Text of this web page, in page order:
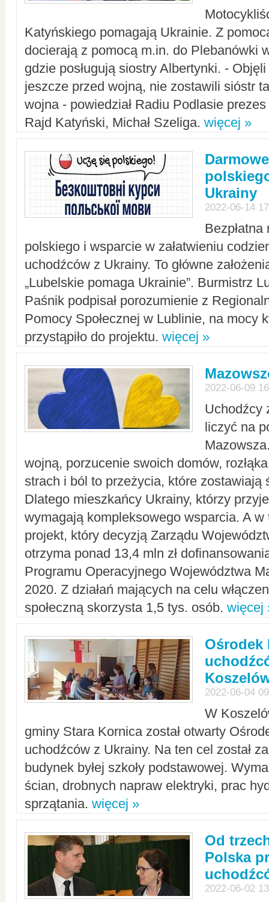
Katyńskiego pomagają Ukrainie. Z
docierają z pomocą m.in. do Plebanówki
gdzie posługują siostry Albertynki. -
jeszcze przed wojną, nie zostawili sióstr
wojna - powiedział Radiu Podlasie
Rajd Katyński, Michał Szeliga. więcej »
Ukrainy
2022-06-14
polskiego i wsparcie w załatwieniu
uchodźców z Ukrainy. To główne
„Lubelskie pomaga Ukrainie”. Burmistrz
Paśnik podpisał porozumienie z
Pomocy Społecznej w Lublinie, na mocy
przystąpiło do projektu. więcej »
2022-06-09
Uchodźcy
liczyć na
wojną, porzucenie swoich domów,
strach i ból to przeżycia, które zostawiają
Dlatego mieszkańcy Ukrainy, którzy
wymagają kompleksowego wsparcia. A w
projekt, który decyzją Zarządu
otrzyma ponad 13,4 mln zł
Programu Operacyjnego Województwa
2020. Z działań mających na celu
społeczną skorzysta 1,5 tys. osób. więcej
Ośrodek
2022-06-04
W
gminy Stara Kornica został otwarty
uchodźców z Ukrainy. Na ten cel został
budynek byłej szkoły podstawowej.
ścian, drobnych napraw elektryki, prac
sprzątania. więcej »
Od
Polska
2022-06-02